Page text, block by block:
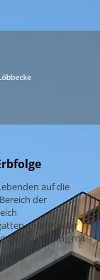
auf die
der
oder Kinder
als Schenkung mit